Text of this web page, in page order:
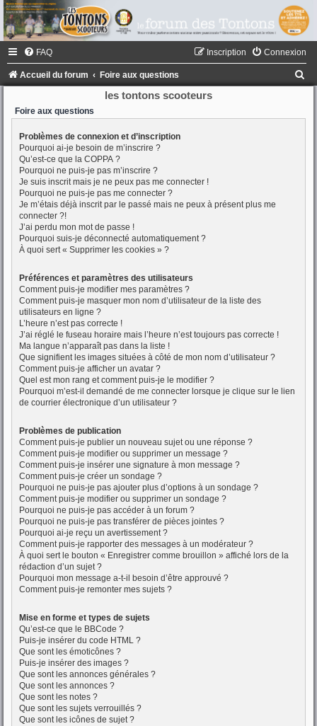
FAQ Connexion
Inscription
Accueil du forum Foire aux questions
les tontons scooteurs
Foire aux questions
Problèmes de connexion et d’inscription
Pourquoi ai-je besoin de m’inscrire ?
Qu’est-ce que la COPPA ?
Pourquoi ne puis-je pas m’inscrire ?
Je suis inscrit mais je ne peux pas me connecter !
Pourquoi ne puis-je pas me connecter ?
Je m’étais déjà inscrit par le passé mais ne peux à présent plus me
connecter ?!
J’ai perdu mon mot de passe !
Pourquoi suis-je déconnecté automatiquement ?
À quoi sert « Supprimer les cookies » ?
Préférences et paramètres des utilisateurs
Comment puis-je modifier mes paramètres ?
Comment puis-je masquer mon nom d’utilisateur de la liste des
utilisateurs en ligne ?
L’heure n’est pas correcte !
J’ai réglé le fuseau horaire mais l’heure n’est toujours pas correcte !
Ma langue n’apparaît pas dans la liste !
Que signifient les images situées à côté de mon nom d’utilisateur ?
Comment puis-je afficher un avatar ?
Quel est mon rang et comment puis-je le modifier ?
Pourquoi m’est-il demandé de me connecter lorsque je clique sur le lien
de courrier électronique d’un utilisateur ?
Problèmes de publication
Comment puis-je publier un nouveau sujet ou une réponse ?
Comment puis-je modifier ou supprimer un message ?
Comment puis-je insérer une signature à mon message ?
Comment puis-je créer un sondage ?
Pourquoi ne puis-je pas ajouter plus d’options à un sondage ?
Comment puis-je modifier ou supprimer un sondage ?
Pourquoi ne puis-je pas accéder à un forum ?
Pourquoi ne puis-je pas transférer de pièces jointes ?
Pourquoi ai-je reçu un avertissement ?
Comment puis-je rapporter des messages à un modérateur ?
À quoi sert le bouton « Enregistrer comme brouillon » affiché lors de la
rédaction d’un sujet ?
Pourquoi mon message a-t-il besoin d’être approuvé ?
Comment puis-je remonter mes sujets ?
Mise en forme et types de sujets
Qu’est-ce que le BBCode ?
Puis-je insérer du code HTML ?
Que sont les émoticônes ?
Puis-je insérer des images ?
Que sont les annonces générales ?
Que sont les annonces ?
Que sont les notes ?
Que sont les sujets verrouillés ?
Que sont les icônes de sujet ?